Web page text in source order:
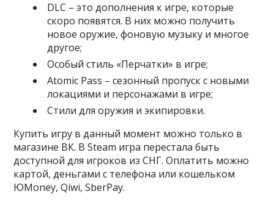
DLC – это дополнения к игре, которые
скоро появятся. В них можно получить
новое оружие, фоновую музыку и многое
другое;
Особый стиль «Перчатки» в игре;
Atomic Pass – сезонный пропуск с новыми
локациями и персонажами в игре;
Стили для оружия и экипировки.
Купить игру в данный момент можно только в
магазине ВК. В Steam игра перестала быть
доступной для игроков из СНГ. Оплатить можно
картой, деньгами с телефона или кошельком
ЮMoney, Qiwi, SberPay.